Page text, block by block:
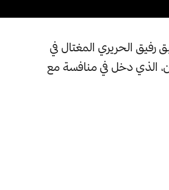
رفيق الحريري المغتال في
لبنان، الذي دخل في منافسة مع